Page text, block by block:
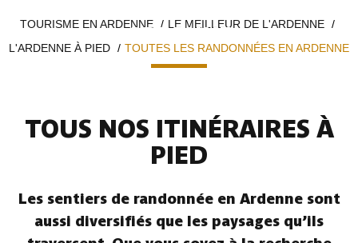
ARDENNE
d'ArianeTOURISME EN ARDENNE
LE MEILLEUR DE L'ARDENNE
L'ARDENNE À PIED
TOUTES LES RANDONNÉES EN ARDENNE
TOUS NOS ITINÉRAIRES À
PIED
Les sentiers de randonnée en Ardenne sont
aussi diversifiés que les paysages qu’ils